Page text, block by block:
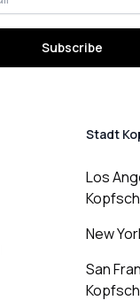
Subscribe
Stadt
Los
New
San